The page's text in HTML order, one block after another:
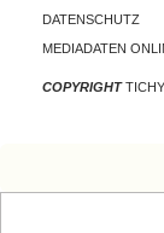
DATENSCHUTZ
MEDIADATEN
COPYRIGHT